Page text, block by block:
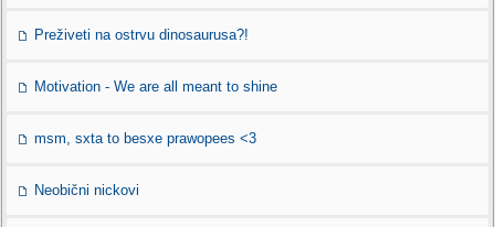
Preživeti na ostrvu dinosaurusa?!
Motivation - We are all meant to shine
msm, sxta to besxe prawopees <3
Neobični nickovi